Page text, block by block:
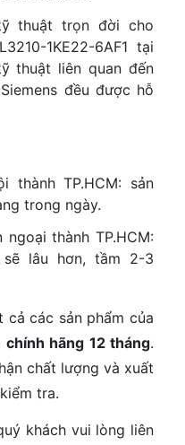
thuật trọn đời cho
1KE22-6AF1 tại
thuật liên quan đến
đều được hỗ
thành TP.HCM: sản
trong ngày.
thành TP.HCM:
lâu hơn, tầm 2-3
cả các sản phẩm của
chính hãng 12 tháng.
chất lượng và xuất
tra.
khách vui lòng liên